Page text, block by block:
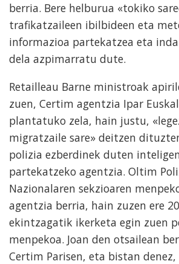
berria. Bere helburua «tokiko
trafikatzaileen ibilbideen eta
informazioa partekatzea eta
dela azpimarratu dute.
Retailleau Barne ministroak
zuen, Certim agentzia Ipar
plantatuko zela, hain justu,
migratzaile sare» deitzen
polizia ezberdinek duten
partekatzeko agentzia. Oltim
Nazionalaren sekzioaren
agentzia berria, hain zuzen ere
ekintzagatik ikerketa egin zuen
menpekoa. Joan den otsailean
Certim Parisen, eta bistan